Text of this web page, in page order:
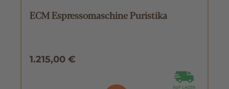
ECM Espressomaschine Puristika
1.215,00 €